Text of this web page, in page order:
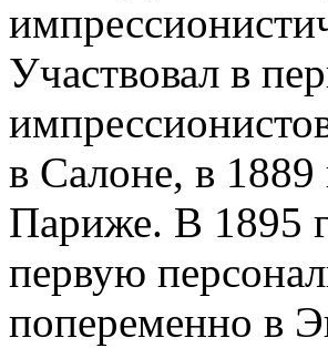
Участвовал в
в Салоне, в
Париже. В 1895
первую
попеременно в